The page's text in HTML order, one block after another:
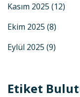
Kasım 2025 (12)
Ekim 2025 (8)
Eylül 2025 (9)
Etiket